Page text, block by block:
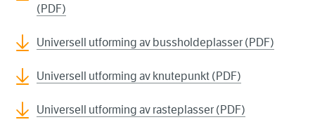
(PDF)
Universell utforming av bussholdeplasser (PDF)
Universell utforming av knutepunkt (PDF)
Universell utforming av rasteplasser (PDF)